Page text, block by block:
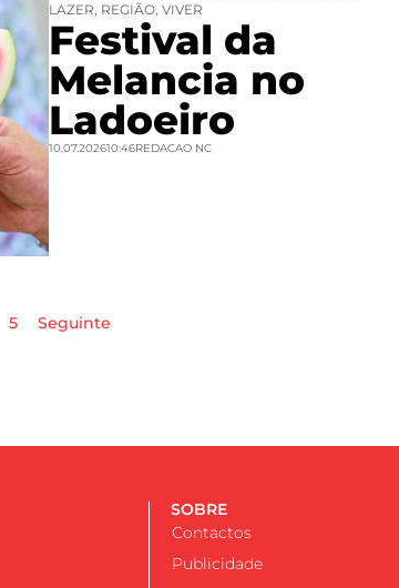
LAZER, REGIÃO, VIVER
Festival da
Melancia no
Ladoeiro
10.07.202610:46REDACAO NC
5 Seguinte
SOBRE
Contactos
Publicidade